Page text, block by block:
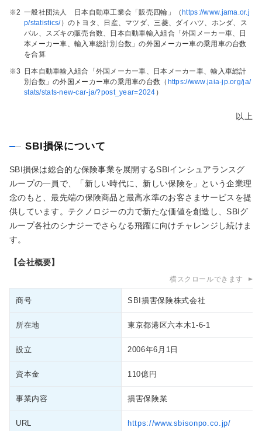
※2 一般社団法人 日本自動車工業会「販売四輪」（https://www.jama.or.j
p/statistics/）のトヨタ、日産、マツダ、三菱、ダイハツ、ホンダ、ス
バル、スズキの販売台数、日本自動車輸入組合「外国メーカー車、日
本メーカー車、輸入車総計別台数」の外国メーカー車の乗用車の台数
を合算
※3
日本自動車輸入組合「外国メーカー車、日本メーカー車、輸入車総計
別台数」の外国メーカー車の乗用車の台数（ https://www.jaia-jp.org/ja/
stats/stats-new-car-ja/?post_year=2024 ）
以上
SBI損保について
SBI損保は総合的な保険事業を展開するSBIインシュアランスグ
ループの一員で、「新しい時代に、新しい保険を」という企業理
念のもと、最先端の保険商品と最高水準のお客さまサービスを提
供しています。テクノロジーの力で新たな価値を創造し、SBIグ
ループ各社のシナジーでさらなる飛躍に向けチャレンジし続けま
す。
【会社概要】
横スクロールできます
商号 SBI損害保険株式会社
所在地 東京都港区六本木1-6-1
設立 2006年6月1日
資本金 110億円
事業内容 損害保険業
URL https://www.sbisonpo.co.jp/